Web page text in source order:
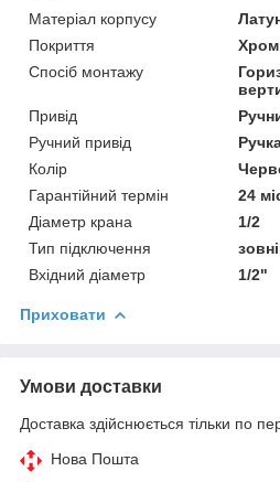
Матеріал корпусу
Покриття
Хром
Спосіб монтажу
Привід
Ручний привід
Колір
Гарантійний термін
24
Діаметр крана
1/2
Тип підключення
Вхідний діаметр
1/2"
Приховати
Умови доставки
Доставка здійснюється тільки по
Нова Пошта